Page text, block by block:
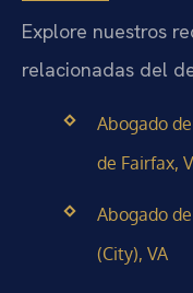
Explore nuestros
relacionadas del
Abogado
de Fairfax,
Abogado
(City), VA